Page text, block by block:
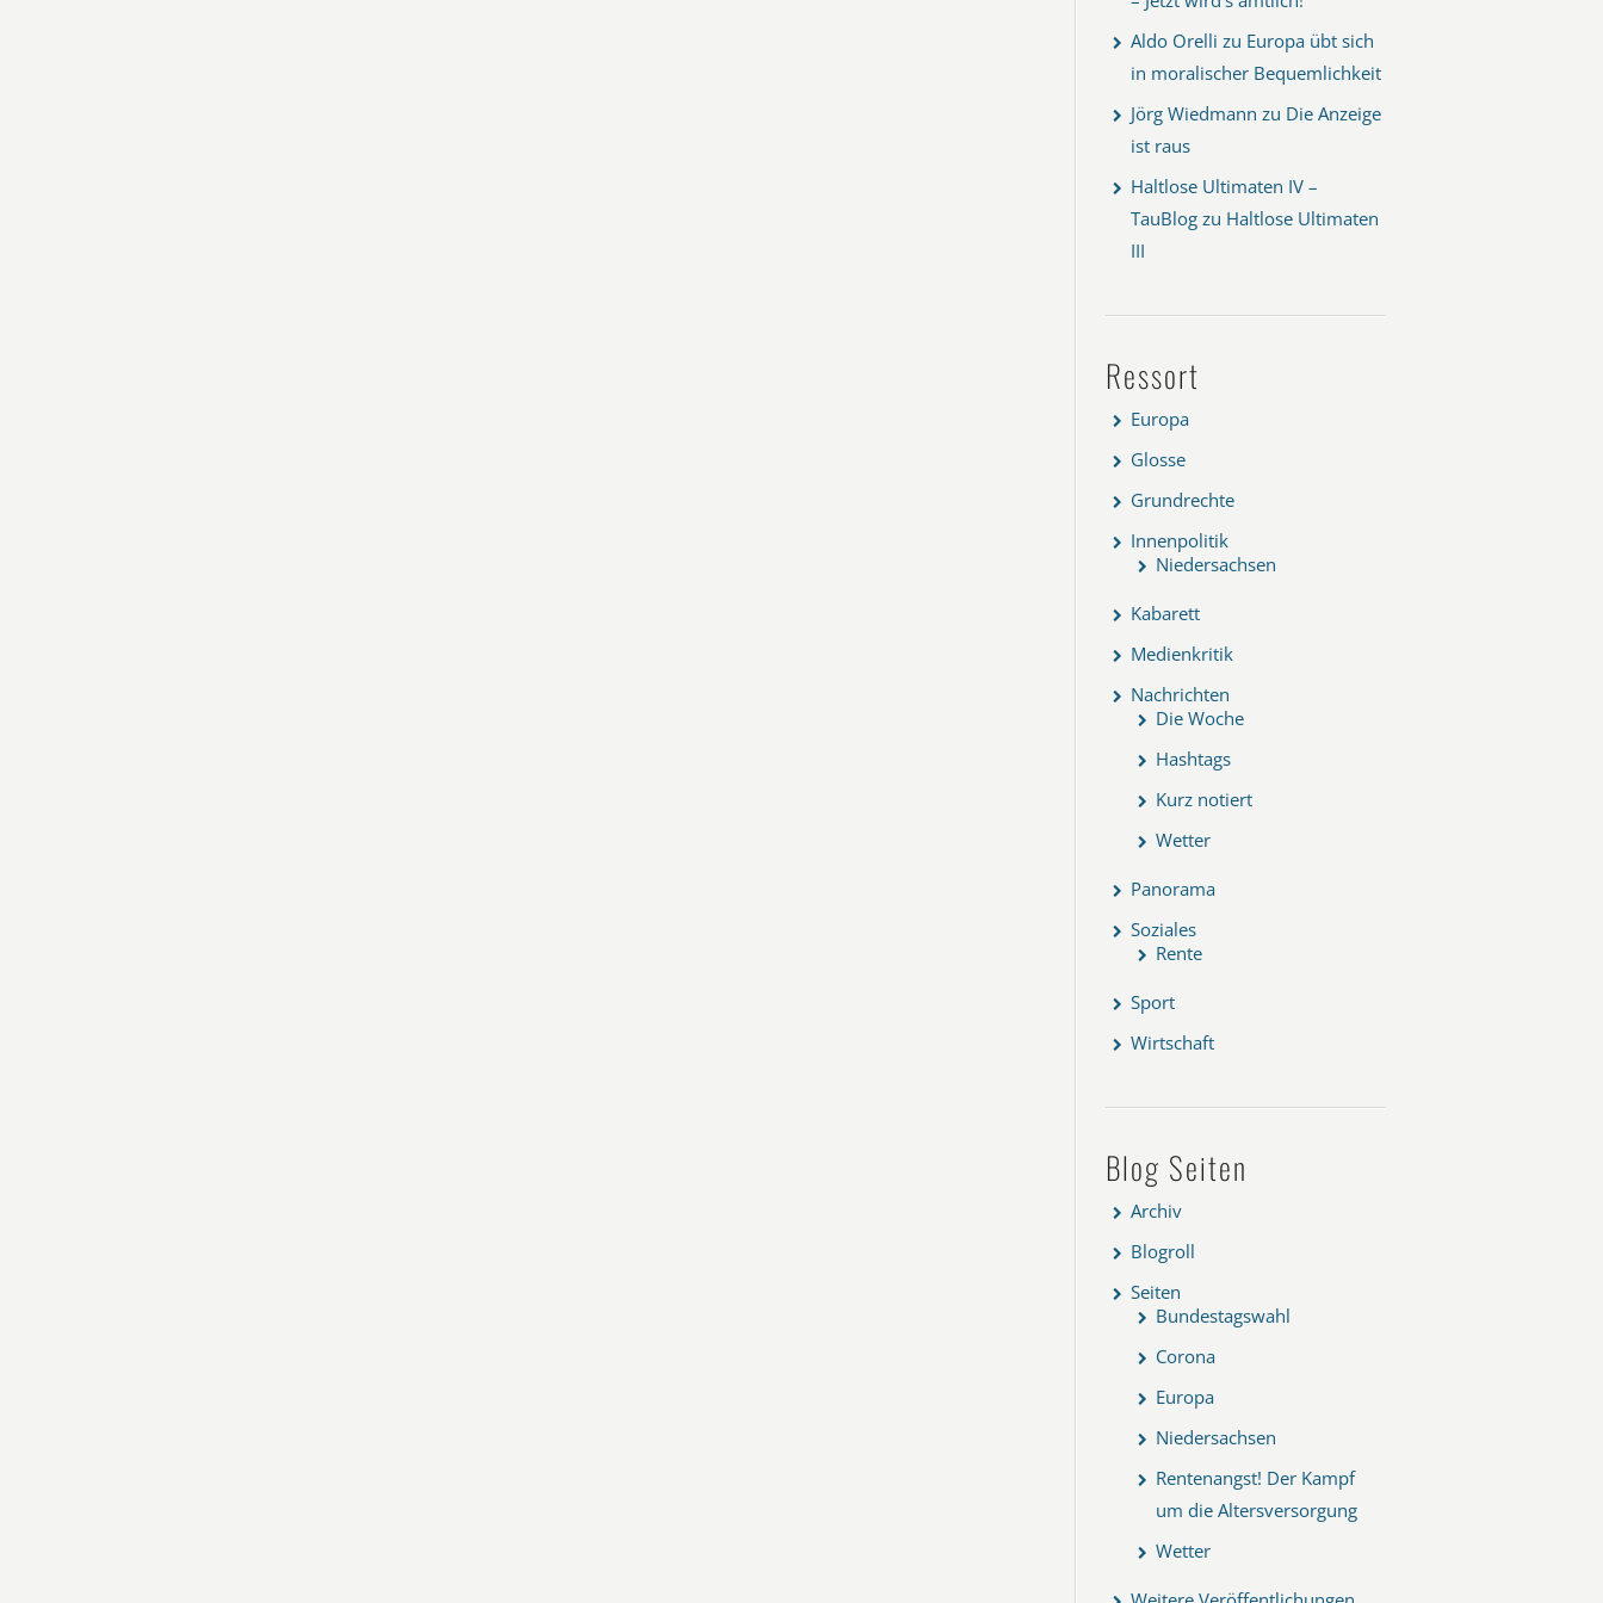
Aldo Orelli zu Europa übt sich
in moralischer Bequemlichkeit
Jörg Wiedmann zu Die Anzeige
ist raus
Haltlose Ultimaten IV –
TauBlog zu Haltlose Ultimaten
III
Ressort
Europa
Glosse
Grundrechte
Innenpolitik
Niedersachsen
Kabarett
Medienkritik
Nachrichten
Die Woche
Hashtags
Kurz notiert
Wetter
Panorama
Soziales
Rente
Sport
Wirtschaft
Blog Seiten
Archiv
Blogroll
Seiten
Bundestagswahl
Corona
Europa
Niedersachsen
Rentenangst! Der Kampf
um die Altersversorgung
Wetter